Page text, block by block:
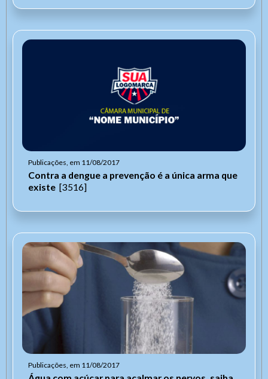
Publicações, em 11/08/2017
Contra a dengue a prevenção é a única arma que
existe [3516]
Publicações, em 11/08/2017